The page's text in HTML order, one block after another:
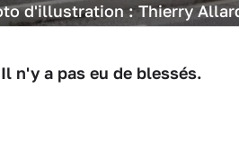
d'illustration : Thierry
Il n'y a pas eu de blessés.